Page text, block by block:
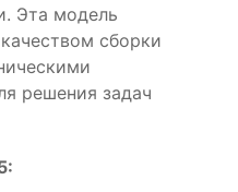
Эта модель
сборки
решения задач